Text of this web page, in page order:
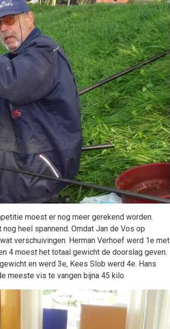
moest er nog meer gerekend worden.
heel spannend. Omdat Jan de Vos op
verschuivingen. Herman Verhoef werd 1e met
4 moest het totaal gewicht de doorslag geven.
en werd 3e, Kees Slob werd 4e. Hans
meeste vis te vangen bijna 45 kilo.